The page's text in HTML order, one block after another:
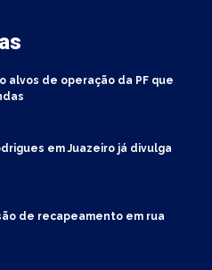
alvos de operação da PF que
em Juazeiro já divulga
de recapeamento em rua